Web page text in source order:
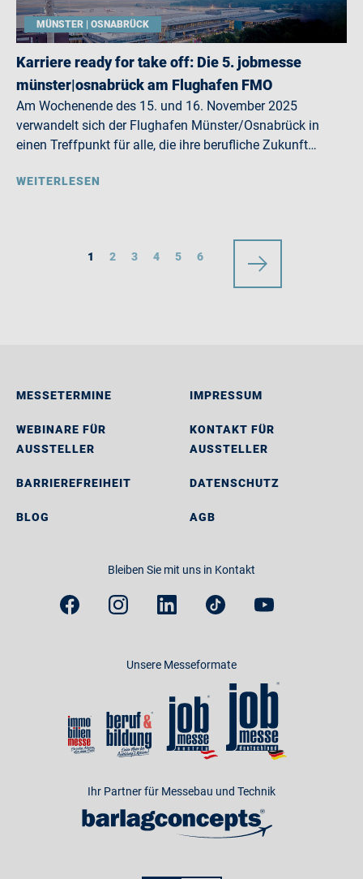
MÜNSTER | OSNABRÜCK
Karriere ready for take off: Die 5. jobmesse
münster|osnabrück am Flughafen FMO
Am Wochenende des 15. und 16. November 2025
verwandelt sich der Flughafen Münster/Osnabrück in
einen Treffpunkt für alle, die ihre berufliche Zukunft…
WEITERLESEN
1 2 3 4 5 6
MESSETERMINE
WEBINARE FÜR
AUSSTELLER
BARRIEREFREIHEIT
BLOG
IMPRESSUM
KONTAKT FÜR
AUSSTELLER
DATENSCHUTZ
AGB
Bleiben Sie mit uns in Kontakt
Unsere Messeformate
Ihr Partner für Messebau und Technik